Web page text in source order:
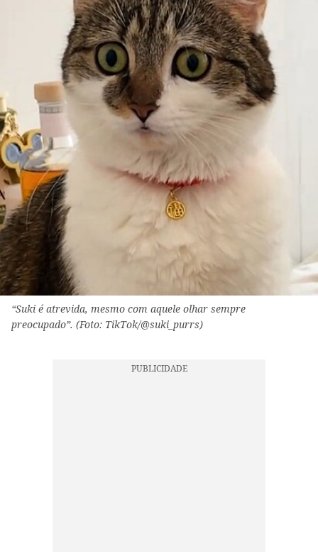
“Suki é atrevida, mesmo com aquele olhar sempre
preocupado”. (Foto: TikTok/@suki_purrs)